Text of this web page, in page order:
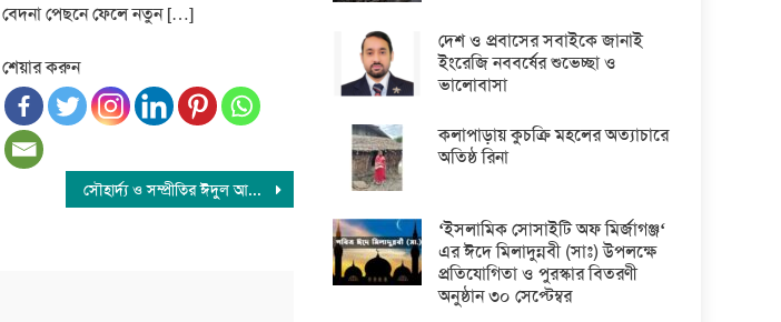
বেদনা পেছনে ফেলে নতুন […]
শেয়ার করুন
সৌহার্দ্য ও সম্প্রীতির ঈদুল আজহা আজ
দেশ ও প্রবাসের সবাইকে জানাই
ইংরেজি নববর্ষের শুভেচ্ছা ও
ভালোবাসা
কলাপাড়ায় কুচক্রি মহলের অত্যাচারে
অতিষ্ঠ রিনা
‘ইসলামিক সোসাইটি অফ মির্জাগঞ্জ‘
এর ঈদে মিলাদুন্নবী (সাঃ) উপলক্ষে
প্রতিযোগিতা ও পুরস্কার বিতরণী
অনুষ্ঠান ৩০ সেপ্টেম্বর